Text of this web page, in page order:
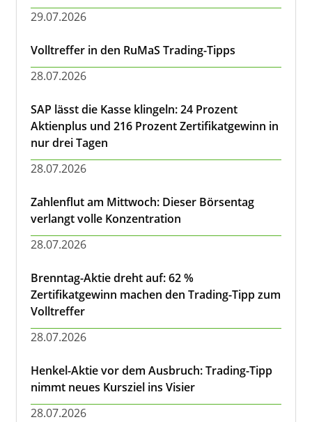
29.07.2026
Volltreffer in den RuMaS Trading-Tipps
28.07.2026
SAP lässt die Kasse klingeln: 24 Prozent
Aktienplus und 216 Prozent Zertifikatgewinn in
nur drei Tagen
28.07.2026
Zahlenflut am Mittwoch: Dieser Börsentag
verlangt volle Konzentration
28.07.2026
Brenntag-Aktie dreht auf: 62 %
Zertifikatgewinn machen den Trading-Tipp zum
Volltreffer
28.07.2026
Henkel-Aktie vor dem Ausbruch: Trading-Tipp
nimmt neues Kursziel ins Visier
28.07.2026